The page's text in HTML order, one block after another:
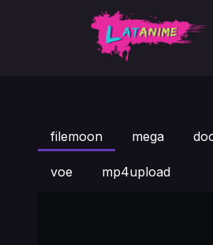
filemoon mega
voe mp4upload